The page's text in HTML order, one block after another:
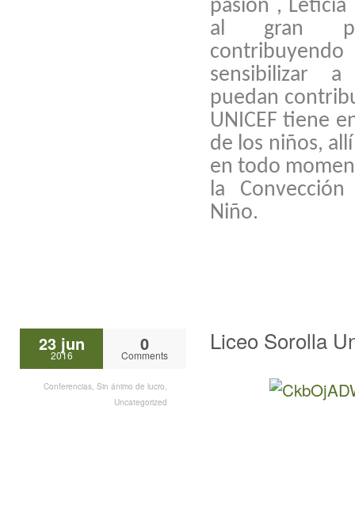
pasión , Leticia
al gran
sensibilizar
puedan
UNICEF tiene
de los niños,
en todo
la
Niño.
23 jun
2016
0
Comments
Conferencias, Sin ánimo de lucro,
Uncategorized
Liceo Sorolla